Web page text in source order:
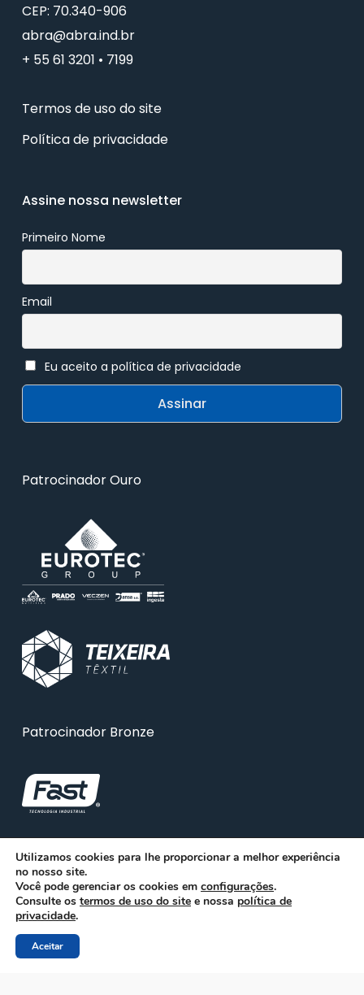
CEP: 70.340-906
abra@abra.ind.br
+ 55 61 3201 • 7199
Termos de uso do site
Política de privacidade
Assine nossa newsletter
Primeiro Nome
Email
Eu aceito a política de privacidade
Patrocinador Ouro
Patrocinador Bronze
Utilizamos cookies para lhe proporcionar a melhor experiência
no nosso site.
Você pode gerenciar os cookies em configurações.
Consulte os termos de uso do site e nossa política de
privacidade.
Aceitar